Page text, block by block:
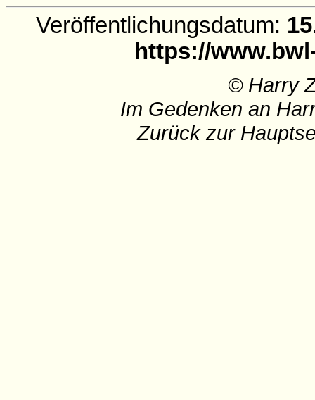
Veröffentlichungsdatum:
https://
© Harry
Im Gedenken an
Zurück zur